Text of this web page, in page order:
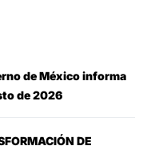
de México informa
de 2026
DE